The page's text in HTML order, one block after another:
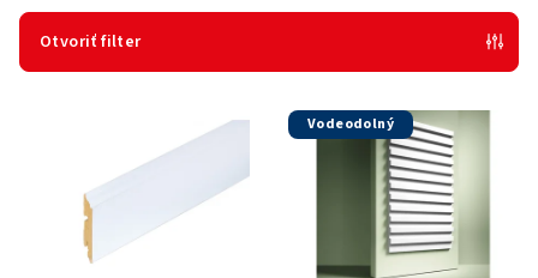
p
Otvoriť filter
Vodeodolný